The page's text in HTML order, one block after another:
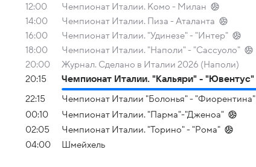
12:00
Чемпионат Италии. Комо - Милан
14:00
Чемпионат Италии. Пиза - Аталанта
16:00
Чемпионат Италии. "Удинезе" - "Интер"
18:00
Чемпионат Италии. "Наполи" - "Сассуоло"
20:00
Журнал. Сделано в Италии 2026 (Наполи)
20:15
Чемпионат Италии. "Кальяри" - "Ювентус"
22:15
Чемпионат Италии "Болонья" - "Фиорентина"
00:10
Чемпионат Италии. "Парма"-"Дженоа"
02:05
Чемпионат Италии. "Торино" - "Рома"
04:00
Шмейхель